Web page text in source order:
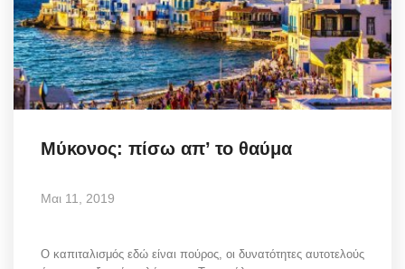
Μύκονος: πίσω απ’ το θαύμα
Μαι 11, 2019
Ο καπιταλισμός εδώ είναι πούρος, οι δυνατότητες αυτοτελούς